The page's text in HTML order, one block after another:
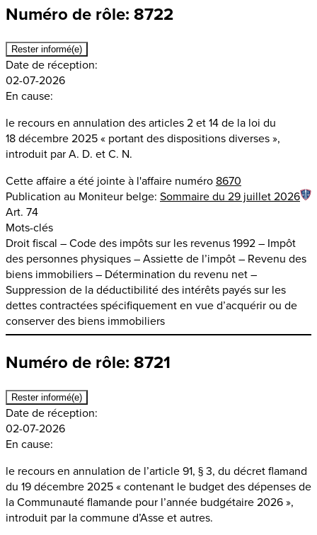
Numéro de rôle: 8722
Rester informé(e)
Date de réception:
02-07-2026
En cause:
le recours en annulation des articles 2 et 14 de la loi du
18 décembre 2025 « portant des dispositions diverses »,
introduit par A. D. et C. N.
Cette affaire a été jointe à l'affaire numéro 8670
Publication au Moniteur belge: Sommaire du 29 juillet 2026
Art. 74
Mots-clés
Droit fiscal – Code des impôts sur les revenus 1992 – Impôt
des personnes physiques – Assiette de l’impôt – Revenu des
biens immobiliers – Détermination du revenu net –
Suppression de la déductibilité des intérêts payés sur les
dettes contractées spécifiquement en vue d’acquérir ou de
conserver des biens immobiliers
Numéro de rôle: 8721
Rester informé(e)
Date de réception:
02-07-2026
En cause:
le recours en annulation de l’article 91, § 3, du décret flamand
du 19 décembre 2025 « contenant le budget des dépenses de
la Communauté flamande pour l’année budgétaire 2026 »,
introduit par la commune d’Asse et autres.